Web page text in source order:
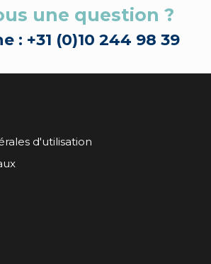
une question ?
: +31 (0)10 244 98 39
d'utilisation